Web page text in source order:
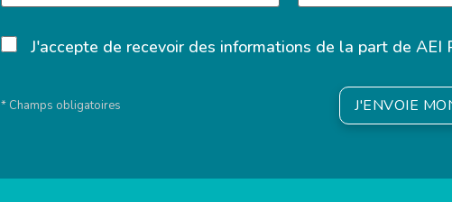
J'accepte de recevoir des informations de la part de AEI
* Champs obligatoires J'ENVOIE